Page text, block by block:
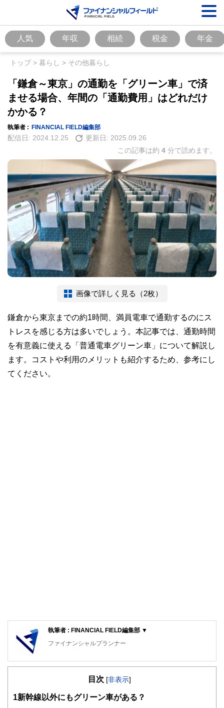
人気 年収 相続 税金 年金
トップ> 暮らし > その他暮らし
「鎌倉～東京」の通勤を「グリーン車」で済
ませる場合、年間の「通勤費用」はどれだけ
かかる？
執筆者 : FINANCIAL FIELD編集部
配信日: 2024.12.25 更新日: 2025.09.26
この記事は約 4 分で読めます。
画像で詳しく見る（2枚）
鎌倉から東京までの約1時間、満員電車で通勤するのにス
トレスを感じる方は多いでしょう。本記事では、通勤時間
を有意義に使える「普通電車グリーン車」について解説し
ます。コストや利用のメリットも紹介するため、参考にし
てください。
執筆者 : FINANCIAL FIELD編集部 ▼
ファイナンシャルプランナー
FinancialField編集部は、金融、経済に関する記事を、日々
知識がない方でも理解できるようわかりやすく発信していま
目次 [非表示]
1 新幹線以外にもグリーン車がある？